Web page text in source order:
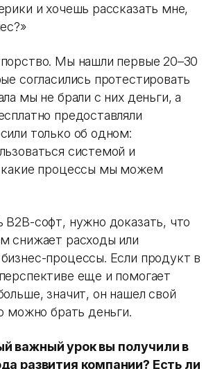
и хочешь рассказать мне,
Мы нашли первые 20–30
согласились протестировать
мы не брали с них деньги, а
предоставляли
только об одном:
системой и
какие процессы мы можем
B2B-софт, нужно доказать, что
снижает расходы или
процессы. Если продукт в
еще и помогает
значит, он нашел свой
можно брать деньги.
важный урок вы получили в
развития компании? Есть ли